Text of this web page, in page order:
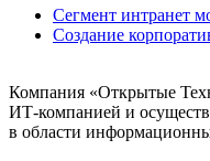
Сегмент интранет
Создание
Компания «Открытые
ИТ-компанией и
в области